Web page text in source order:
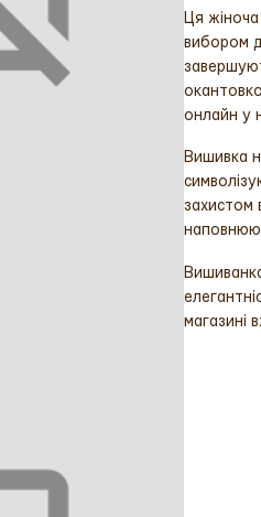
Ця
вибором
онлайн у
Вишивка
захистом
магазині